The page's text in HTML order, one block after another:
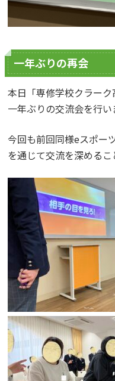
一年ぶりの再会
本日「専修学校クラー
一年ぶりの交流会を行い
今回も前回同様eスポー
を通じて交流を深めるこ